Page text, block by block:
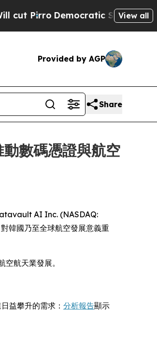
Democratic Socialists of America
View all
Provided by AGP
Share
數碼憑證與航空
AI Inc. (NASDAQ:
韓國乃至全球航空發展意義重
航天業發展。
益攀升的需求： 分析報告顯示